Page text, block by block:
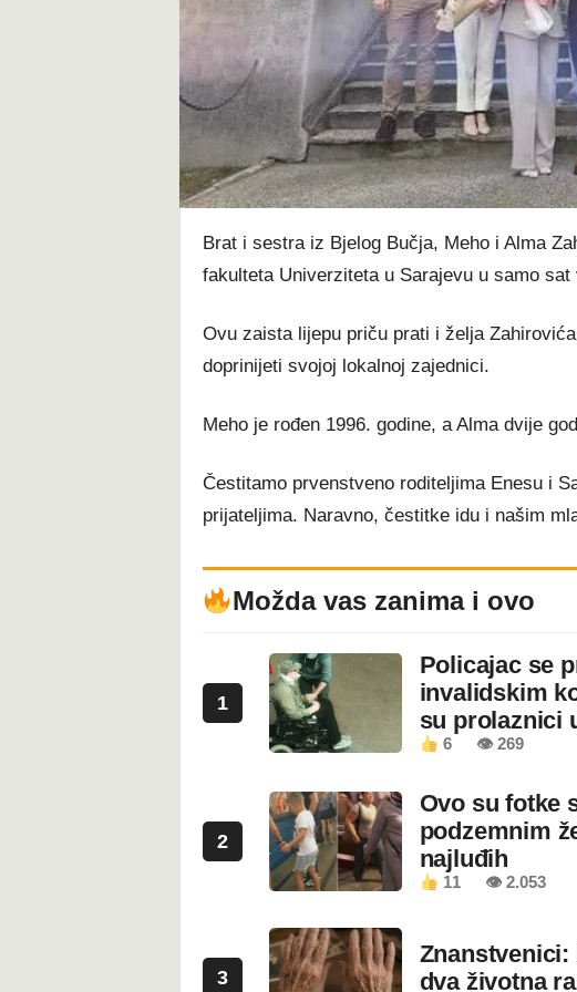
Brat i sestra iz Bjelog Bučja, Meho i Alma
fakulteta Univerziteta u Sarajevu u samo
Ovu zaista lijepu priču prati i želja
doprinijeti svojoj lokalnoj zajednici.
Meho je rođen 1996. godine, a Alma dvije
Čestitamo prvenstveno roditeljima Еnesu i
prijateljima. Naravno, čestitke idu i našim
Možda vas zanima i ovo
1
Policajac se
invalidskim
su prolaznici
6 👁 269
2
Ovo su fotke
podzemnim
najluđih
11 👁 2.053
3
dva životna